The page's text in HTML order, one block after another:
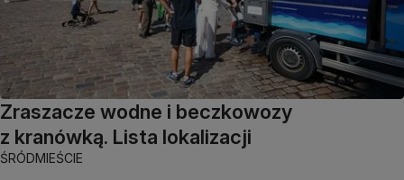
Zraszacze wodne i beczkowozy
z kranówką. Lista lokalizacji
ŚRÓDMIEŚCIE